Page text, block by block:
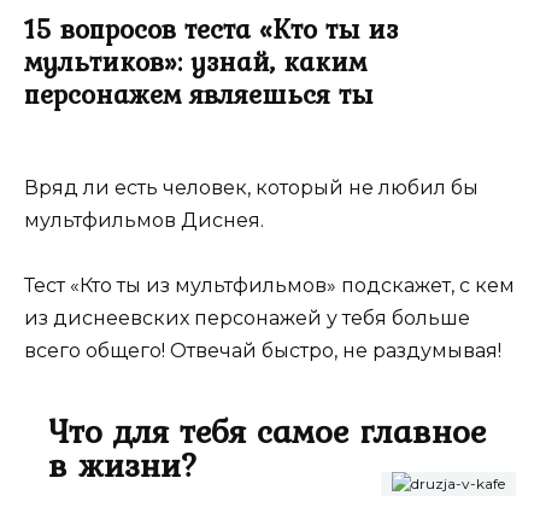
15 вопросов теста «Кто ты из
мультиков»: узнай, каким
персонажем являешься ты
Вряд ли есть человек, который не любил бы
мультфильмов Диснея.
Тест «Кто ты из мультфильмов» подскажет, с кем
из диснеевских персонажей у тебя больше
всего общего! Отвечай быстро, не раздумывая!
Что для тебя самое главное
в жизни?